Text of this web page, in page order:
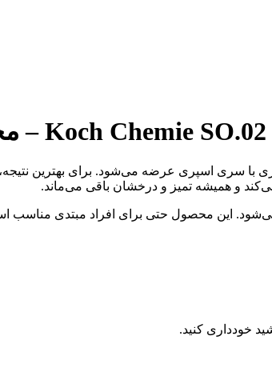
و همیشه تمیز و درخشان باقی می‌ماند.
خودداری کنید.